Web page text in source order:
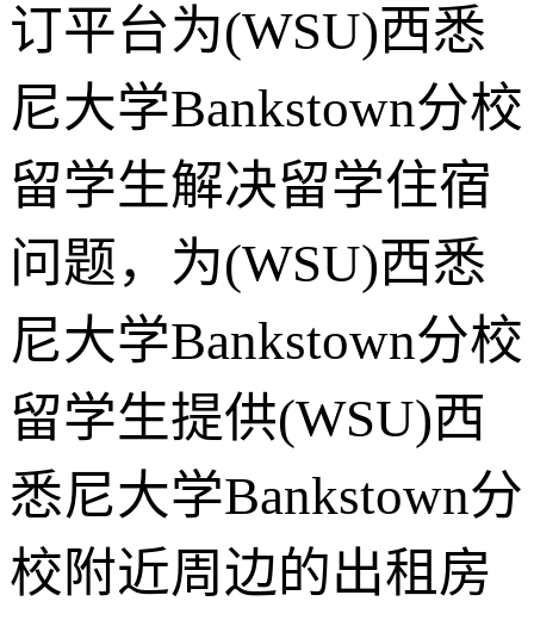
订平台为(WSU)西悉
尼大学Bankstown分校
留学生解决留学住宿
问题，为(WSU)西悉
尼大学Bankstown分校
留学生提供(WSU)西
悉尼大学Bankstown分
校附近周边的出租房